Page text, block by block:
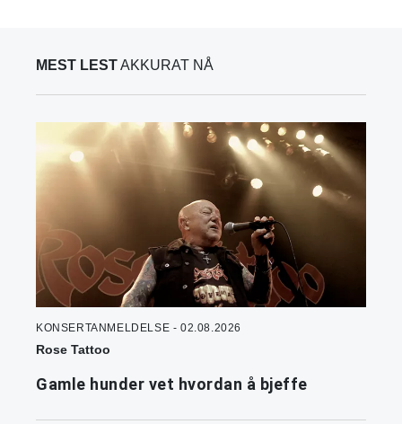
MEST LESTAKKURAT NÅ
KONSERTANMELDELSE - 02.08.2026
Rose Tattoo
Gamle hunder vet hvordan å bjeffe